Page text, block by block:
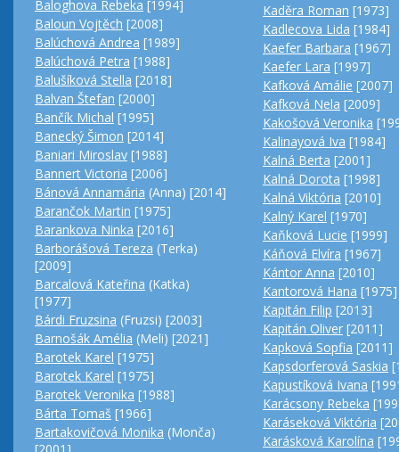
Baloghova Rebeka [1994]
Baloun Vojtěch [2008]
Balúchová Andrea [1989]
Balúchová Petra [1988]
Balušíková Stella [2018]
Balvan Štefan [2000]
Bančík Michal [1995]
Banecký Šimon [2014]
Baniari Miroslav [1988]
Bannert Victoria [2006]
Bánová Annamária (Anna) [2014]
Barančok Martin [1975]
Barankova Ninka [2016]
Barborášová Tereza (Terka)
[2009]
Barcalová Kateřina (Katka)
[1977]
Bárdi Fruzsina (Fruzsi) [2003]
Barnošák Amélia (Meli) [2021]
Barotek Karel [1975]
Barotek Karel [1975]
Barotek Veronika [1988]
Bárta Tomaš [1966]
Bartakovičová Monika (Monča)
Kaděra Roman [1973]
Kadlecova Lida [1984]
Kaefer Barbara [1967]
Kaefer Lara [1997]
Kafková Amálie [2007]
Kafková Nela [2009]
Kakošová Veronika
Kalinayová Iva [1984]
Kalná Berta [2001]
Kalná Dorota [1998]
Kalná Viktória [2010]
Kalný Karel [1970]
Kaňková Lucie [1999]
Káňová Elvíra [1967]
Kántor Anna [2010]
Kantorová Hana [1975]
Kapitán Filip [2013]
Kapitán Oliver [2011]
Kapková Sopfia [2011]
Kapsdorferová Saskia
Kapustíková Ivana
Karácsony Rebeka
Karáseková Viktória
Karásková Karolína